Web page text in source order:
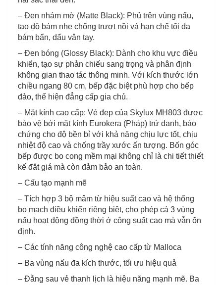
– Đen nhám mờ (Matte Black): Phủ trên vùng nấu,
tạo độ bám nhẹ chống trượt nồi và hạn chế tối đa
bám bẩn, dấu vân tay.
– Đen bóng (Glossy Black): Dành cho khu vực điều
khiển, tạo sự phản chiếu sang trọng và phân định
không gian thao tác thông minh. Với kích thước lớn
chiều ngang 80 cm, bếp đặc biệt phù hợp cho bếp
đảo, thể hiện đẳng cấp gia chủ.
– Mặt kính cao cấp: Vẻ đẹp của Skylux MH803 được
bảo vệ bởi mặt kính Eurokera (Pháp) trứ danh, bảo
chứng cho độ bền bỉ với khả năng chịu lực tốt, chịu
nhiệt độ cao và chống trầy xước ấn tượng. Bốn góc
bếp được bo cong mềm mại không chỉ là chi tiết thiết
kế đắt giá mà còn đảm bảo an toàn.
– Cấu tạo mạnh mẽ
– Tích hợp 3 bộ mâm từ hiệu suất cao và hệ thống
bo mạch điều khiển riêng biệt, cho phép cả 3 vùng
nấu hoạt động đồng thời ở công suất cao mà vẫn ổn
định.
– Các tính năng công nghệ cao cấp từ Malloca
– Ba vùng nấu đa kích thước, tối ưu hiệu quả
– Đằng sau vẻ thanh lịch là hiệu năng mạnh mẽ. Ba